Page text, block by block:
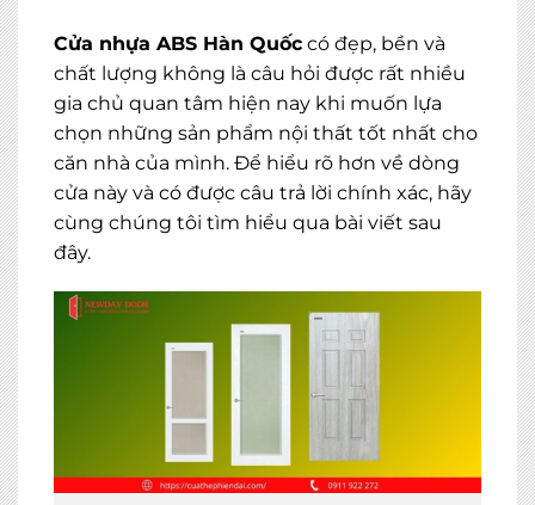
Cửa nhựa ABS Hàn Quốc có đẹp, bền và
chất lượng không là câu hỏi được rất nhiều
gia chủ quan tâm hiện nay khi muốn lựa
chọn những sản phẩm nội thất tốt nhất cho
căn nhà của mình. Để hiểu rõ hơn về dòng
cửa này và có được câu trả lời chính xác, hãy
cùng chúng tôi tìm hiểu qua bài viết sau
đây.